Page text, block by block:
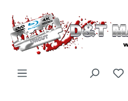
Zum Hauptinhalt springen